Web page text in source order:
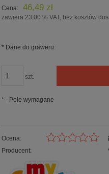
Cena: 46,49 zł
zawiera 23,00 % VAT, bez kosztów
* Dane do graweru:
szt.
* - Pole wymagane
Ocena:
Producent: